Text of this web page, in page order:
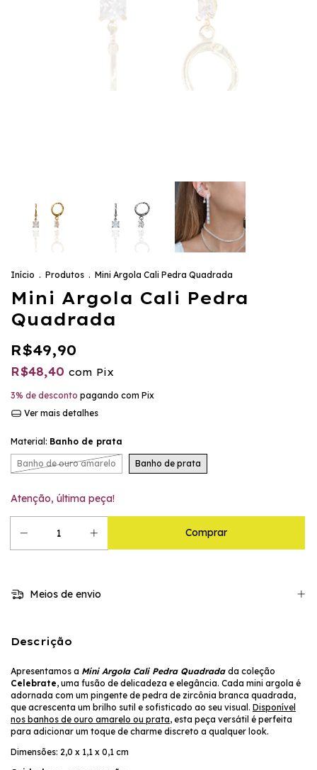
Início . Produtos . Mini Argola Cali Pedra Quadrada
Mini Argola Cali Pedra
Quadrada
R$49,90
R$48,40 com Pix
3% de desconto pagando com Pix
Ver mais detalhes
Material: Banho de prata
Banho de ouro amarelo Banho de prata
Atenção, última peça!
Meios de envio
Descrição
Apresentamos a Mini Argola Cali Pedra Quadrada da coleção
Celebrate, uma fusão de delicadeza e elegância. Cada mini argola é
adornada com um pingente de pedra de zircônia branca quadrada,
que acrescenta um brilho sutil e sofisticado ao seu visual. Disponível
nos banhos de ouro amarelo ou prata, esta peça versátil é perfeita
para adicionar um toque de charme discreto a qualquer look.
Dimensões: 2,0 x 1,1 x 0,1 cm